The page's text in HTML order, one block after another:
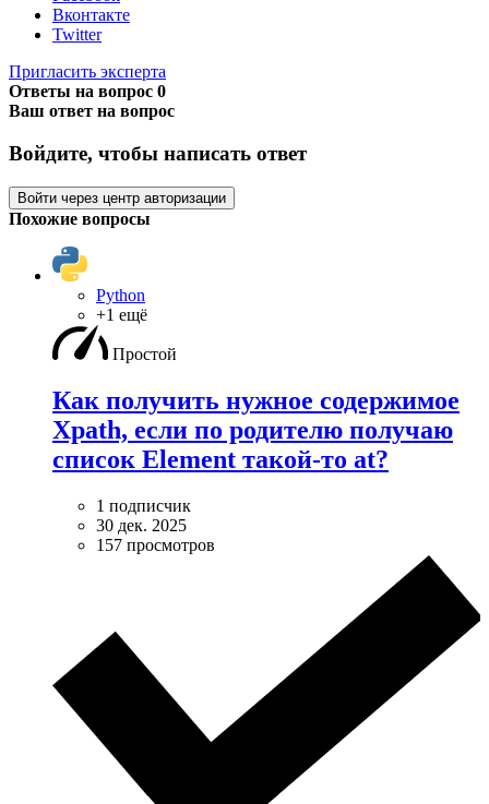
Вконтакте
Twitter
Пригласить эксперта
Ответы на вопрос 0
Ваш ответ на вопрос
Войдите, чтобы написать ответ
Войти через центр авторизации
Похожие вопросы
Python
+1 ещё
Простой
Как получить нужное содержимое
Xpath, если по родителю получаю
список Element такой-то at?
1 подписчик
30 дек. 2025
157 просмотров